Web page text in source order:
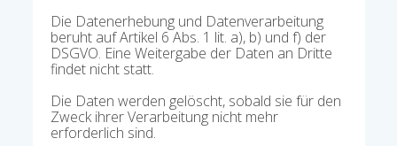
Die Datenerhebung und Datenverarbeitung
beruht auf Artikel 6 Abs. 1 lit. a), b) und f) der
DSGVO. Eine Weitergabe der Daten an Dritte
findet nicht statt.
Die Daten werden gelöscht, sobald sie für den
Zweck ihrer Verarbeitung nicht mehr
erforderlich sind.